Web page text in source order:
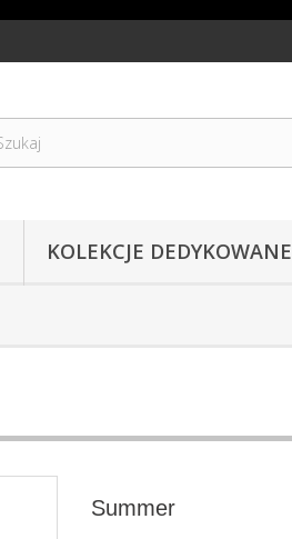
KOLEKCJE DEDYKOWANE
Summer